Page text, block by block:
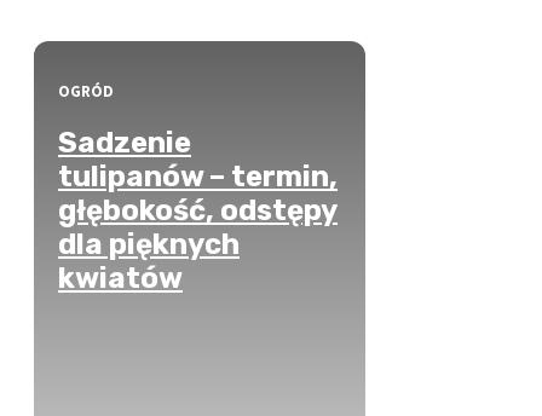
OGRÓD
Sadzenie
tulipanów – termin,
głębokość, odstępy
dla pięknych
kwiatów